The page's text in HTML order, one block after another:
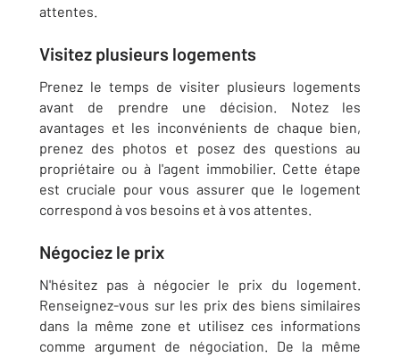
attentes.
Visitez plusieurs logements
Prenez le temps de visiter plusieurs logements
avant de prendre une décision. Notez les
avantages et les inconvénients de chaque bien,
prenez des photos et posez des questions au
propriétaire ou à l'agent immobilier. Cette étape
est cruciale pour vous assurer que le logement
correspond à vos besoins et à vos attentes.
Négociez le prix
N'hésitez pas à négocier le prix du logement.
Renseignez-vous sur les prix des biens similaires
dans la même zone et utilisez ces informations
comme argument de négociation. De la même